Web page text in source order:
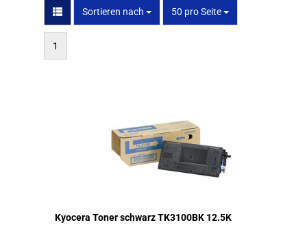
Sortieren nach
Sortieren nach 50 pro Seite
pro Seite
1
Kyocera Toner schwarz TK3100BK 12.5K